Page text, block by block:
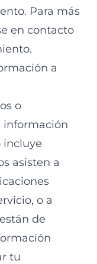
Para más
en contacto
a
o
información
incluye
asisten a
o a
de
tu